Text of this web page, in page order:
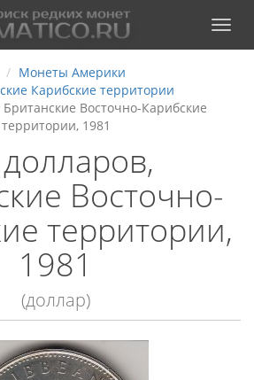
Монеты Америки
Карибские территории
Британские Восточно-Карибские
территории, 1981
Восточно-
территории,
1981
(доллар)